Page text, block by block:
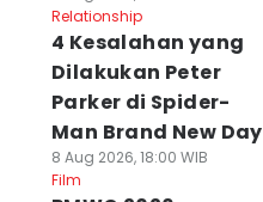
Relationship
4 Kesalahan yang
Dilakukan Peter
Parker di Spider-
Man Brand New Day
8 Aug 2026, 18:00 WIB
Film